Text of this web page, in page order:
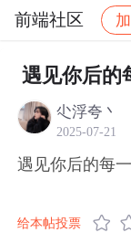
前端社区
社区 前端社
遇见你后的
尐浮夸丶
2025-07-21
遇见你后的每
给本帖投票